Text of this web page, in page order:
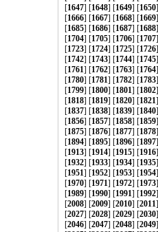
[1647] [1648] [1649] [1650
[1666] [1667] [1668] [1669
[1685] [1686] [1687] [1688
[1704] [1705] [1706] [1707
[1723] [1724] [1725] [1726
[1742] [1743] [1744] [1745
[1761] [1762] [1763] [1764
[1780] [1781] [1782] [1783
[1799] [1800] [1801] [1802
[1818] [1819] [1820] [1821
[1837] [1838] [1839] [1840
[1856] [1857] [1858] [1859
[1875] [1876] [1877] [1878
[1894] [1895] [1896] [1897
[1913] [1914] [1915] [1916
[1932] [1933] [1934] [1935
[1951] [1952] [1953] [1954
[1970] [1971] [1972] [1973
[1989] [1990] [1991] [1992
[2008] [2009] [2010] [2011
[2027] [2028] [2029] [2030
[2046] [2047] [2048] [2049